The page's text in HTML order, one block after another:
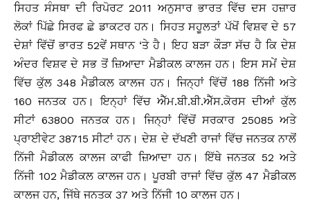
ਸਿਹਤ ਸੰਸਥਾ ਦੀ ਰਿਪੋਰਟ 2011 ਅਨੁਸਾਰ ਭਾਰਤ ਵਿੱਚ ਦਸ ਹਜ਼ਾਰ
ਲੋਕਾਂ ਪਿੱਛੇ ਸਿਰਫ ਛੇ ਡਾਕਟਰ ਹਨ। ਸਿਹਤ ਸਹੂਲਤਾਂ ਪੱਖੋਂ ਵਿਸ਼ਵ ਦੇ 57
ਦੇਸ਼ਾਂ ਵਿੱਚੋਂ ਭਾਰਤ 52ਵੇਂ ਸਥਾਨ ‘ਤੇ ਹੈ। ਇਹ ਬੜਾ ਕੌੜਾ ਸੱਚ ਹੈ ਕਿ ਦੇਸ਼
ਅੰਦਰ ਵਿਸ਼ਵ ਦੇ ਸਭ ਤੋਂ ਜ਼ਿਆਦਾ ਮੈਡੀਕਲ ਕਾਲਜ ਹਨ। ਇਸ ਸਮੇਂ ਦੇਸ਼
ਵਿੱਚ ਕੁੱਲ 348 ਮੈਡੀਕਲ ਕਾਲਜ ਹਨ। ਜਿਨ੍ਹਾਂ ਵਿੱਚੋਂ 188 ਨਿੱਜੀ ਅਤੇ
160 ਜਨਤਕ ਹਨ। ਇਨ੍ਹਾਂ ਵਿੱਚ ਐੱਮ.ਬੀ.ਬੀ.ਐੱਸ.ਕੋਰਸ ਦੀਆਂ ਕੁੱਲ
ਸੀਟਾਂ 63800 ਜਨਤਕ ਹਨ। ਜਿਨ੍ਹਾਂ ਵਿੱਚੋਂ ਸਰਕਾਰ 25085 ਅਤੇ
ਪ੍ਰਾਈਵੇਟ 38715 ਸੀਟਾਂ ਹਨ। ਦੇਸ਼ ਦੇ ਦੱਖਣੀ ਰਾਜਾਂ ਵਿੱਚ ਜਨਤਕ ਨਾਲੋਂ
ਨਿੱਜੀ ਮੈਡੀਕਲ ਕਾਲਜ ਕਾਫੀ ਜ਼ਿਆਦਾ ਹਨ। ਇੱਥੇ ਜਨਤਕ 52 ਅਤੇ
ਨਿੱਜੀ 102 ਮੈਡੀਕਲ ਕਾਲਜ ਹਨ। ਪੂਰਬੀ ਰਾਜਾਂ ਵਿੱਚ ਕੁੱਲ 47 ਮੈਡੀਕਲ
ਕਾਲਜ ਹਨ, ਜਿੱਥੇ ਜਨਤਕ 37 ਅਤੇ ਨਿੱਜੀ 10 ਕਾਲਜ ਹਨ।